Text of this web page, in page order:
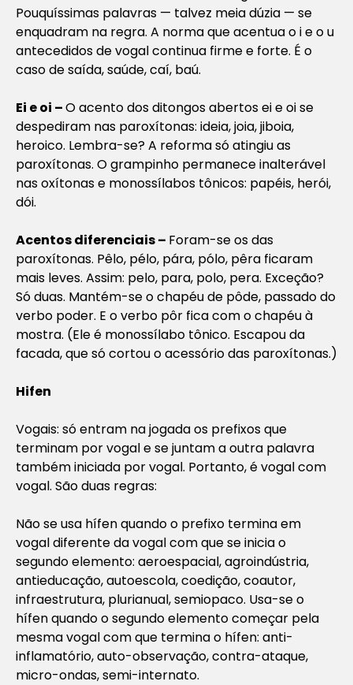
Pouquíssimas palavras — talvez meia dúzia — se
enquadram na regra. A norma que acentua o i e o u
antecedidos de vogal continua firme e forte. É o
caso de saída, saúde, caí, baú.
Ei e oi –O acento dos ditongos abertos ei e oi se
despediram nas paroxítonas: ideia, joia, jiboia,
heroico. Lembra-se? A reforma só atingiu as
paroxítonas. O grampinho permanece inalterável
nas oxítonas e monossílabos tônicos: papéis, herói,
dói.
Acentos diferenciais – Foram-se os das
paroxítonas. Pêlo, pélo, pára, pólo, pêra ficaram
mais leves. Assim: pelo, para, polo, pera. Exceção?
Só duas. Mantém-se o chapéu de pôde, passado do
verbo poder. E o verbo pôr fica com o chapéu à
mostra. (Ele é monossílabo tônico. Escapou da
facada, que só cortou o acessório das paroxítonas.)
Hifen
Vogais: só entram na jogada os prefixos que
terminam por vogal e se juntam a outra palavra
também iniciada por vogal. Portanto, é vogal com
vogal. São duas regras:
Não se usa hífen quando o prefixo termina em
vogal diferente da vogal com que se inicia o
segundo elemento: aeroespacial, agroindústria,
antieducação, autoescola, coedição, coautor,
infraestrutura, plurianual, semiopaco. Usa-se o
hífen quando o segundo elemento começar pela
mesma vogal com que termina o hífen: anti-
inflamatório, auto-observação, contra-ataque,
micro-ondas, semi-internato.